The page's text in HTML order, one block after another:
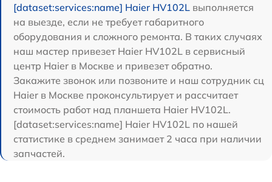
[dataset:services:name] Haier HV102L выполняется
на выезде, если не требует габаритного
оборудования и сложного ремонта. В таких случаях
наш мастер привезет Haier HV102L в сервисный
центр Haier в Москве и привезет обратно.
Закажите звонок или позвоните и наш сотрудник сц
Haier в Москве проконсультирует и рассчитает
стоимость работ над планшета Haier HV102L.
[dataset:services:name] Haier HV102L по нашей
статистике в среднем занимает 2 часа при наличии
запчастей.